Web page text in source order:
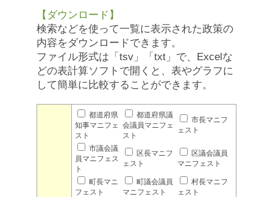
【ダウンロード】
検索などを使って一覧に表示された政策の
内容をダウンロードできます。
ファイル形式は「tsv」「txt」で、Excelな
どの表計算ソフトで開くと、表やグラフに
して簡単に比較することができます。
都道府県
知事マニフェ
スト
都道府県議
会議員マニフェ
スト
市長マニフ
ェスト
市議会議
員マニフェス
ト
区長マニフ
ェスト
区議会議員
マニフェスト
町長マニ
フェスト
町議会議員
マニフェスト
村長マニフ
ェスト